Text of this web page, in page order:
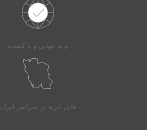
برند جهانی و با کیفیت
قابل خرید در سراسر ایران